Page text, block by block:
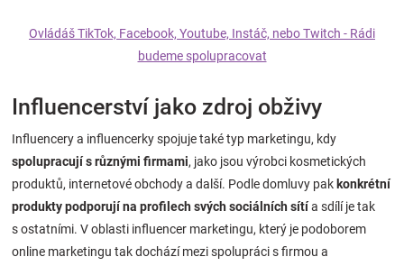
Ovládáš TikTok, Facebook, Youtube, Instáč, nebo Twitch - Rádi
budeme spolupracovat
Influencerství jako zdroj obživy
Influencery a influencerky spojuje také typ marketingu, kdy
spolupracují s různými firmami, jako jsou výrobci kosmetických
produktů, internetové obchody a další. Podle domluvy pak konkrétní
produkty podporují na profilech svých sociálních sítía sdílí je tak
s ostatními. V oblasti influencer marketingu, který je podoborem
online marketingu tak dochází mezi spolupráci s firmou a